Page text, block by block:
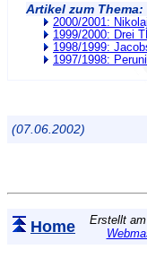
Artikel zum Thema:
2000/2001:
1999/2000: Drei
1998/1999:
1997/1998:
(07.06.2002)
Home
Erstellt